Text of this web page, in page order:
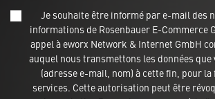
Je souhaite être informé par e-mail des
informations de Rosenbauer E-Commerce
appel à eworx Network & Internet GmbH
auquel nous transmettons les données que
(adresse e-mail, nom) à cette fin, pour
services. Cette autorisation peut être